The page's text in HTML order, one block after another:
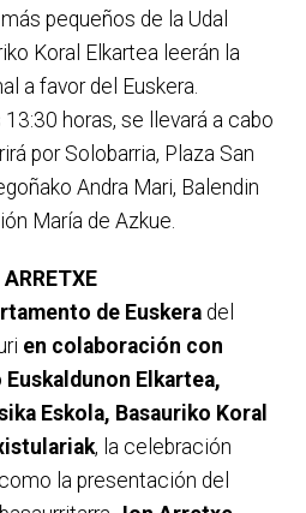
pequeños de la Udal
Koral Elkartea leerán la
a favor del Euskera.
horas, se llevará a cabo
por Solobarria, Plaza San
Andra Mari, Balendin
María de Azkue.
ARRETXE
de Euskera del
en colaboración con
Euskaldunon Elkartea,
Eskola, Basauriko Koral
, la celebración
la presentación del